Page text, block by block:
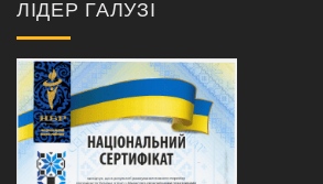
ЛІДЕР ГАЛУЗІ